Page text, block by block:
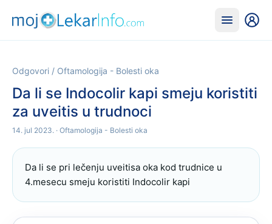
Odgovori / Oftamologija - Bolesti oka
Da li se Indocolir kapi smeju koristiti
za uveitis u trudnoci
14. jul 2023. · Oftamologija - Bolesti oka
Da li se pri lečenju uveitisa oka kod trudnice u
4.mesecu smeju koristiti Indocolir kapi